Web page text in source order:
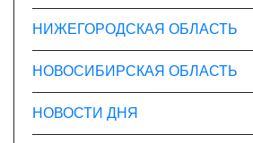
НИЖЕГОРОДСКАЯ ОБЛАСТЬ
НОВОСИБИРСКАЯ ОБЛАСТЬ
НОВОСТИ ДНЯ